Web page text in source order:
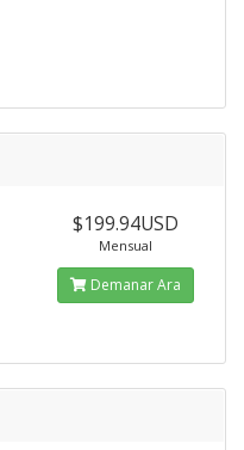
$199.94USD
Mensual
Demanar Ara